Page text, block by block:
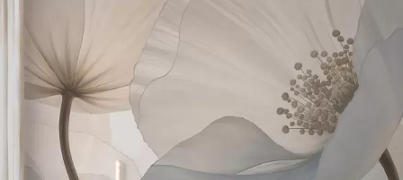
831 грн
Преміум
1066 640грн/м²
Преміум Вініл